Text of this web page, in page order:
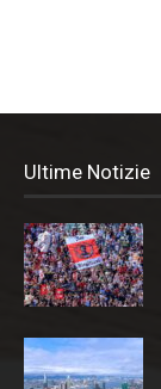
Ultime Notizie